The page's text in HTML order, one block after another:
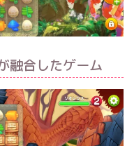
融合したゲーム